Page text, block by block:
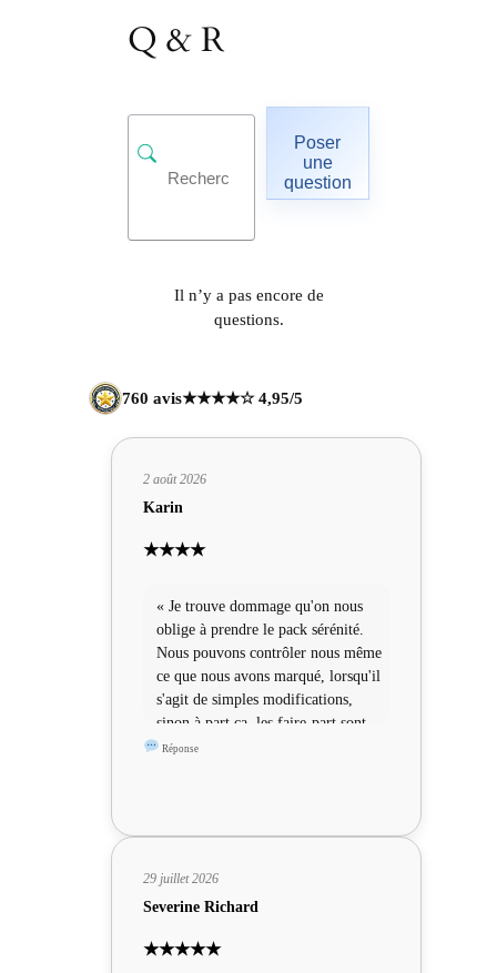
Q & R
Poser
une
question
Il n’y a pas encore de
questions.
760 avis★★★★☆ 4,95/5
2 août 2026
Karin
★★★★
« Je trouve dommage qu'on nous
oblige à prendre le pack sérénité.
Nous pouvons contrôler nous même
ce que nous avons marqué, lorsqu'il
s'agit de simples modifications,
sinon à part ça, les faire-part sont
sympas »
Réponse
29 juillet 2026
Severine Richard
★★★★★